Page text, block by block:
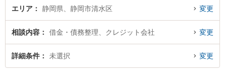
き便利です。特にミモザ法律事務所の北嶋 太郎弁護士や新清水法律事務所の浅
したクレジット会社の債務整理のトラブルを今すぐに弁護士に相談したい』
『クレジット会社の債務整理のトラブル解決の実績豊富な近くの弁護士を検索
したい』『初回相談無料でクレジット会社の債務整理を法律相談できる静岡市
エリア 静岡県、静岡市清水区 変更
相談内容 借金・債務整理、クレジット会社 変更
詳細条件 未選択 変更